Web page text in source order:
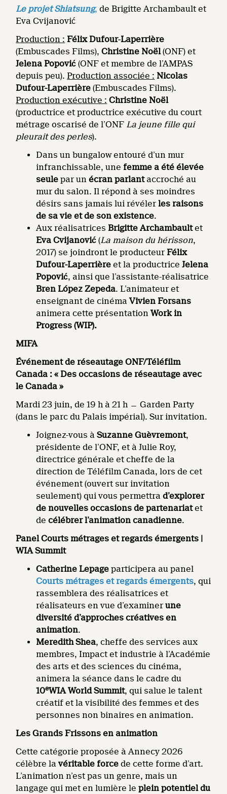
Le projet Shiatsung, de Brigitte Archambault et
Eva Cvijanović
Production : Félix Dufour‑Laperrière
(Embuscades Films),Christine Noël(ONF) et
Jelena Popović(ONF et membre de l’AMPAS
depuis peu).Production associée : Nicolas
Dufour-Laperrière(Embuscades Films).
Production exécutive : Christine Noël
(productrice et productrice exécutive du court
métrage oscarisé de l’ONF La jeune fille qui
pleurait des perles).
Dans un bungalow entouré d’un mur
infranchissable, une femme a été élevée
seule par unécran parlantaccroché au
mur du salon. Il répond à ses moindres
désirs sans jamais lui révélerles raisons
de sa vie et de son existence.
Aux réalisatricesBrigitte Archambaultet
Eva Cvijanović(La maison du hérisson,
2017) se joindront le producteurFélix
Dufour-Laperrière et la productriceJelena
Popović, ainsi que l’assistante-réalisatrice
Bren López Zepeda. L’animateur et
enseignant de cinémaVivien Forsans
animera cette présentationWork in
Progress (WIP).
MIFA
Événement de réseautage ONF/Téléfilm
Canada : « Des occasions de réseautage avec
le Canada »
Mardi 23 juin, de 19 h à 21 h ̶ Garden Party
(dans le parc du Palais impérial). Sur invitation.
Joignez-vous àSuzanne Guèvremont,
présidente de l’ONF, et à Julie Roy,
directrice générale et cheffe de la
direction de Téléfilm Canada, lors de cet
événement (ouvert sur invitation
seulement) qui vous permettrad’explorer
de nouvelles occasions de partenariatet
decélébrer l’animation canadienne.
Panel Courts métrages et regards émergents |
WIA Summit
Catherine Lepage participera au panel
Courts métrages et regards émergents, qui
rassemblera des réalisatrices et
réalisateurs en vue d’examinerune
diversité d’approches créatives en
animation.
Meredith Shea, cheffe des services aux
membres, Impact et industrie à l’Académie
des arts et des sciences du cinéma,
animera la séance dans le cadre du
10eWIA World Summit, qui salue le talent
créatif et la visibilité des femmes et des
personnes non binaires en animation.
Les Grands Frissons en animation
Cette catégorie proposée à Annecy 2026
célèbre lavéritable forcede cette forme d’art.
L’animation n’est pas un genre, mais un
langage qui met en lumière leplein potentiel du